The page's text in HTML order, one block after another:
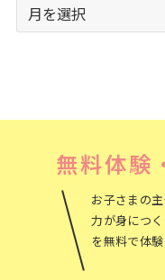
ー
無料体験
お子さまの
力が身につ
を無料で体